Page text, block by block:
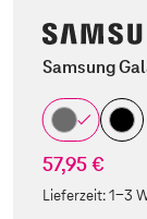
Samsung
57,95 €
Lieferzeit:1-3